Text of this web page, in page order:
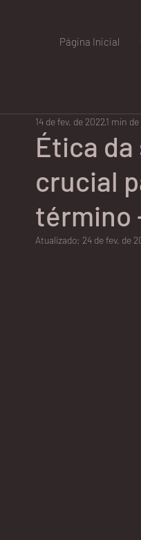
Página Inicial
Ética
crucial
término
14 de fev. de 20221 min
Atualizado: 24 de fev. de